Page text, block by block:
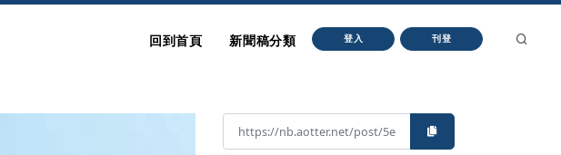
回到首頁 新聞稿分類 登入 刊登